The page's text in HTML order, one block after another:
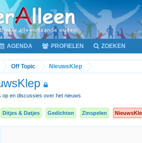
AGENDA PROFIELEN ZOEKEN
Off Topic NieuwsKlep
op en discussies over het nieuws
Ditjes & Datjes Gedichten Zinspelen